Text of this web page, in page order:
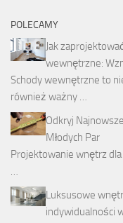
POLECAMY
Jak
wewnętrzne:
Schody wewnętrzne to
również ważny …
Odkryj
Młodych Par
Projektowanie wnętrz
Luksusowe
indywidualności